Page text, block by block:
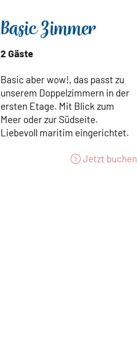
Basic Zimmer
2 Gäste
Basic aber wow!, das passt zu
unserem Doppelzimmern in der
ersten Etage. Mit Blick zum
Meer oder zur Südseite.
Liebevoll maritim eingerichtet.
Jetzt buchen